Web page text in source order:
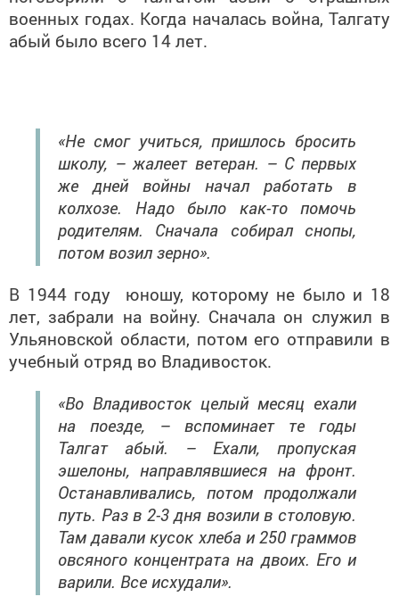
военных годах. Когда началась война, Талгату
абый было всего 14 лет.
«Не смог учиться, пришлось бросить
школу, – жалеет ветеран. – С первых
же дней войны начал работать в
колхозе. Надо было как-то помочь
родителям. Сначала собирал снопы,
потом возил зерно».
В 1944 году юношу, которому не было и 18
лет, забрали на войну. Сначала он служил в
Ульяновской области, потом его отправили в
учебный отряд во Владивосток.
«Во Владивосток целый месяц ехали
на поезде, – вспоминает те годы
Талгат абый. – Ехали, пропуская
эшелоны, направлявшиеся на фронт.
Останавливались, потом продолжали
путь. Раз в 2-3 дня возили в столовую.
Там давали кусок хлеба и 250 граммов
овсяного концентрата на двоих. Его и
варили. Все исхудали».